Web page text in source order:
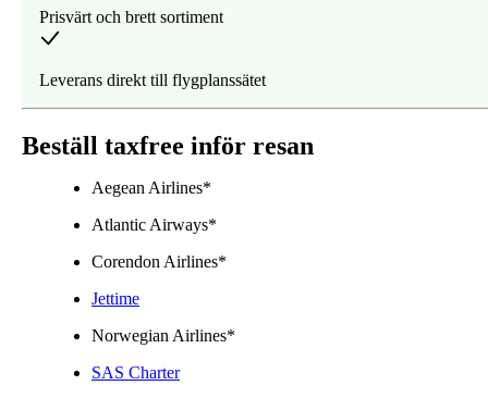
Prisvärt och brett sortiment
Leverans direkt till flygplanssätet
Beställ taxfree inför resan
Aegean Airlines*
Atlantic Airways*
Corendon Airlines*
Jettime
Norwegian Airlines*
SAS Charter